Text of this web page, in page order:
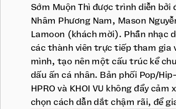
Sớm Muộn Thì được trình diễn bởi
Nhâm Phương Nam, Mason
Lamoon (khách mời). Phần nhạc
các thành viên trực tiếp tham gia
mình, tạo nên một cấu trúc kể
dấu ấn cá nhân. Bản phối Pop/
HPRO và KHOI VU không đẩy
chọn cách dẫn dắt chậm rãi, để